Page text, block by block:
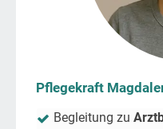
Pflegekraft
Begleitung zu